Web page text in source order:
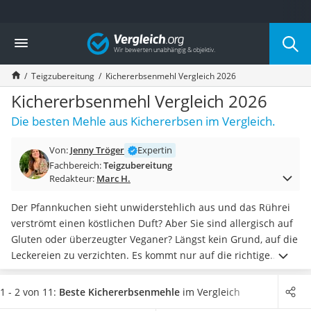
Die beliebtesten Vergleiche nach Kategorie
Lebensmittel
Schwarzkümmelöl
Knäckebrot
Schwarzkümmelöl-Kapseln
Manukahonig
Eiklar
Balsamico-Essig
Schwarzkümmelöl bio
Honig
Gemüsebrühe
Eiskaffee-Pulver
Irischer Whiskey
Grapefruitkernextrakt
Matcha-Set
Vergleich
Teigzubereitung Kichererbsenmehl Vergleich 2026
Kichererbsenmehl Vergleich 2026
Die besten Mehle aus Kichererbsen im Vergleich.
Von: Jenny Tröger
Expertin
Fachbereich:Teigzubereitung
Redakteur: Marc H.
Der Pfannkuchen sieht unwiderstehlich aus und das Rührei
verströmt einen köstlichen Duft? Aber Sie sind allergisch auf
Gluten oder überzeugter Veganer? Längst kein Grund, auf die
Leckereien zu verzichten. Es kommt nur auf die richtige
Auswahl der Zutaten an.Glutenfreisind Mehle wie
Kastanienmehloder aus Kichererbsen, das auch als Ei-Ersatz
1 - 2 von 11: Beste Kichererbsenmehle im Vergleich